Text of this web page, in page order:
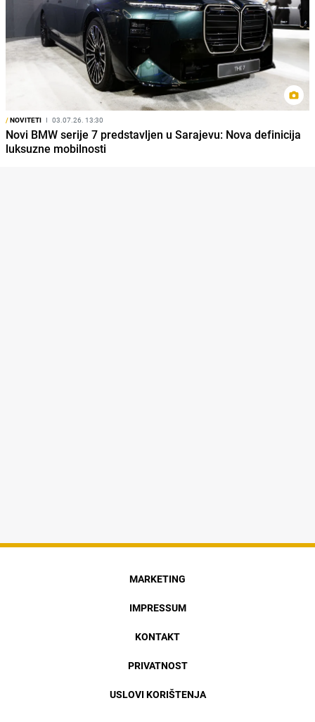
/NOVITETI I 03.07.26. 13:30
Novi BMW serije 7 predstavljen u Sarajevu: Nova definicija
luksuzne mobilnosti
MARKETING
IMPRESSUM
KONTAKT
PRIVATNOST
USLOVI KORIŠTENJA